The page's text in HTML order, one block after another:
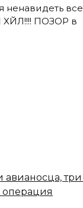
ненавидеть все
ХЙЛ!!!! ПОЗОР в